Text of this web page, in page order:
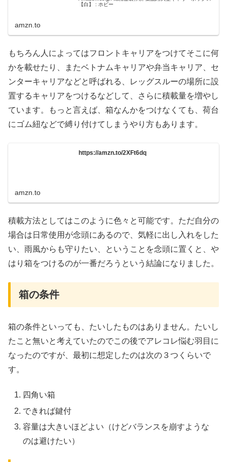
【白】 : ホビー
amzn.to
もちろん人によってはフロントキャリアをつけてそこに何
かを載せたり、またベトナムキャリアや弁当キャリア、セ
ンターキャリアなどと呼ばれる、レッグスルーの場所に設
置するキャリアをつけるなどして、さらに積載量を増やし
ています。もっと言えば、箱なんかをつけなくても、荷台
にゴム紐などで縛り付けてしまうやり方もあります。
https://amzn.to/2XFt6dq
amzn.to
積載方法としてはこのように色々と可能です。ただ自分の
場合は日常使用が念頭にあるので、気軽に出し入れをした
い、雨風からも守りたい、ということを念頭に置くと、や
はり箱をつけるのが一番だろうという結論になりました。
箱の条件
箱の条件といっても、たいしたものはありません。たいし
たこと無いと考えていたのでこの後でアレコレ悩む羽目に
なったのですが、最初に想定したのは次の３つくらいで
す。
四角い箱
できれば鍵付
容量は大きいほどよい（けどバランスを崩すような
のは避けたい）